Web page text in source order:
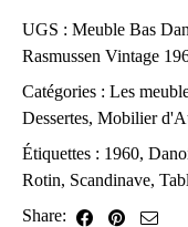
UGS : Meuble Bas
Rasmussen Vintage
Catégories : Les
Dessertes, Mobilier
Étiquettes : 1960,
Rotin, Scandinave,
Share: